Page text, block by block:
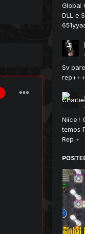
Global
DLL e
Sv
Niice !
temos
Rep +